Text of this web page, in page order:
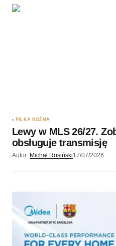
PIŁKA NOŻNA
Lewy w MLS 26/27.
obsługuje transmisję
Autor: Michał Rosiński17/07/2026